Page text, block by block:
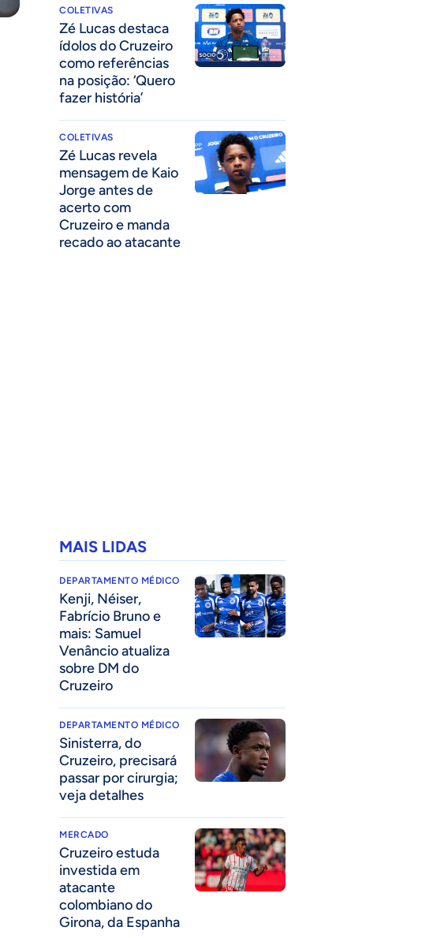
COLETIVAS
Zé Lucas destaca
ídolos do Cruzeiro
como referências
na posição: ‘Quero
fazer história’
COLETIVAS
Zé Lucas revela
mensagem de Kaio
Jorge antes de
acerto com
Cruzeiro e manda
recado ao atacante
MAIS LIDAS
DEPARTAMENTO MÉDICO
Kenji, Néiser,
Fabrício Bruno e
mais: Samuel
Venâncio atualiza
sobre DM do
Cruzeiro
DEPARTAMENTO MÉDICO
Sinisterra, do
Cruzeiro, precisará
passar por cirurgia;
veja detalhes
MERCADO
Cruzeiro estuda
investida em
atacante
colombiano do
Girona, da Espanha